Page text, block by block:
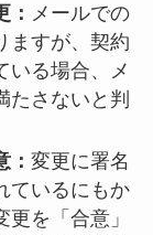
： メールでの
ますが、契約
いる場合、メ
たさないと判
：変更に署名
ているにもか
を「合意」